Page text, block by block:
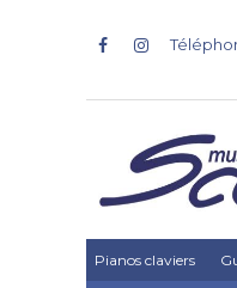
Pianos claviers